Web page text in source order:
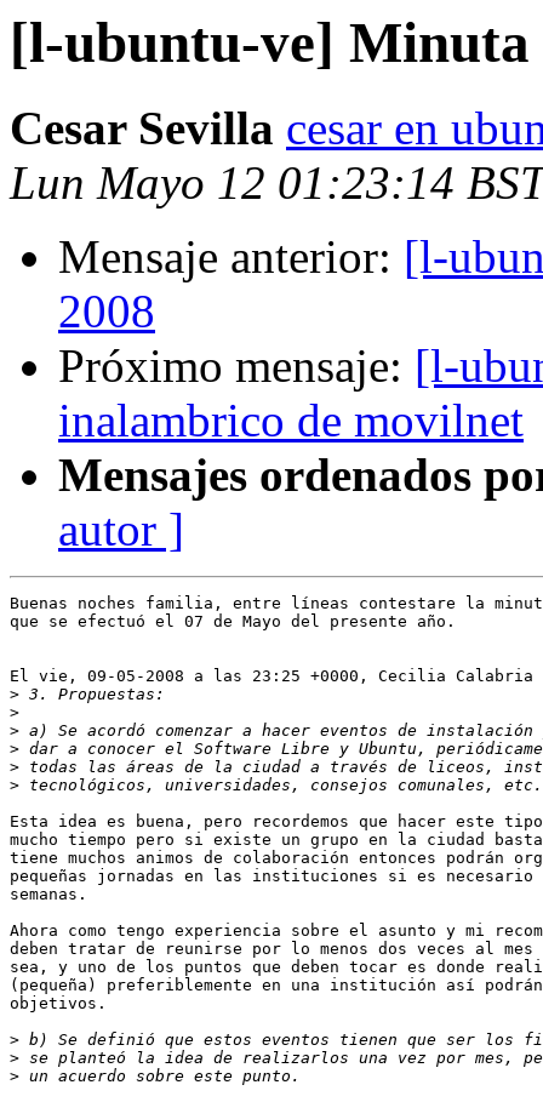
[l-ubuntu-ve] Minuta
Cesar Sevilla cesar en
Lun Mayo 12 01:23:14
Mensaje anterior: [l-
2008
Próximo mensaje: [l-
inalambrico de movilnet
Mensajes ordenados
autor ]
Buenas noches familia, entre líneas contestare la
que se efectuó el 07 de Mayo del presente año.
El vie, 09-05-2008 a las 23:25 +0000, Cecilia
>
>
>
>
>
>
Esta idea es buena, pero recordemos que hacer este tipo
mucho tiempo pero si existe un grupo en la ciudad
tiene muchos animos de colaboración entonces podrán
pequeñas jornadas en las instituciones si es
semanas.
Ahora como tengo experiencia sobre el asunto y mi
deben tratar de reunirse por lo menos dos veces al
sea, y uno de los puntos que deben tocar es donde
(pequeña) preferiblemente en una institución así
objetivos.
>
>
>